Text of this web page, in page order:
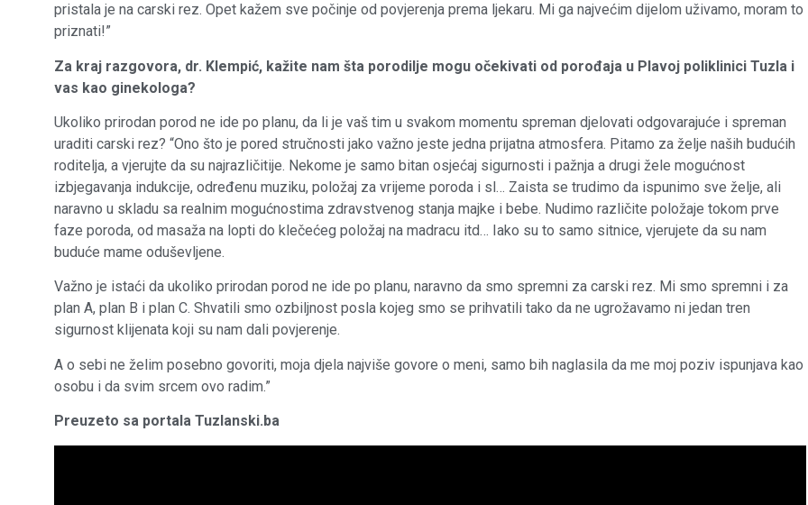
pristala je na carski rez. Opet kažem sve počinje od povjerenja prema ljekaru. Mi ga najvećim dijelom uživamo, moram to
priznati!”
Za kraj razgovora, dr. Klempić, kažite nam šta porodilje mogu očekivati od porođaja u Plavoj poliklinici Tuzla i
vas kao ginekologa?
Ukoliko prirodan porod ne ide po planu, da li je vaš tim u svakom momentu spreman djelovati odgovarajuće i spreman
uraditi carski rez? “Ono što je pored stručnosti jako važno jeste jedna prijatna atmosfera. Pitamo za želje naših budućih
roditelja, a vjerujte da su najrazličitije. Nekome je samo bitan osjećaj sigurnosti i pažnja a drugi žele mogućnost
izbjegavanja indukcije, određenu muziku, položaj za vrijeme poroda i sl… Zaista se trudimo da ispunimo sve želje, ali
naravno u skladu sa realnim mogućnostima zdravstvenog stanja majke i bebe. Nudimo različite položaje tokom prve
faze poroda, od masaža na lopti do klečećeg položaj na madracu itd… Iako su to samo sitnice, vjerujete da su nam
buduće mame oduševljene.
Važno je istaći da ukoliko prirodan porod ne ide po planu, naravno da smo spremni za carski rez. Mi smo spremni i za
plan A, plan B i plan C. Shvatili smo ozbiljnost posla kojeg smo se prihvatili tako da ne ugrožavamo ni jedan tren
sigurnost klijenata koji su nam dali povjerenje.
A o sebi ne želim posebno govoriti, moja djela najviše govore o meni, samo bih naglasila da me moj poziv ispunjava kao
osobu i da svim srcem ovo radim.”
Preuzeto sa portala Tuzlanski.ba